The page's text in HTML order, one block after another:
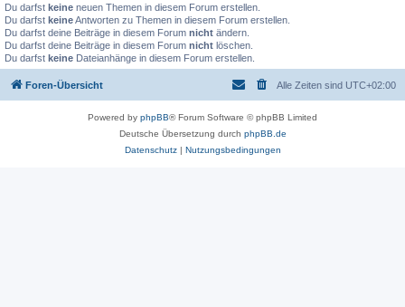
Du darfst keine neuen Themen in diesem Forum erstellen.
Du darfst keineAntworten zu Themen in diesem Forum erstellen.
Du darfst deine Beiträge in diesem Forum nicht ändern.
Du darfst deine Beiträge in diesem Forum nicht löschen.
Du darfst keine Dateianhänge in diesem Forum erstellen.
Foren-Übersicht Alle Zeiten sind UTC+02:00
Powered by phpBB® Forum Software © phpBB Limited
Deutsche Übersetzung durch phpBB.de
Datenschutz| Nutzungsbedingungen